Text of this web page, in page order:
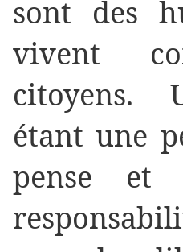
sont des
vivent
citoyens.
étant une
pense et